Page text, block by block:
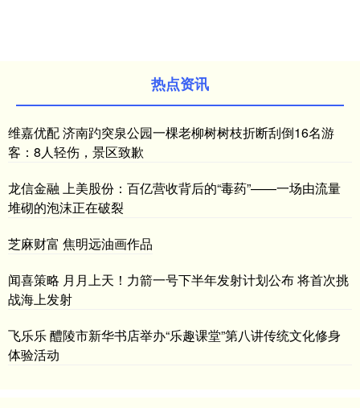
热点资讯
维嘉优配 济南趵突泉公园一棵老柳树树枝折断刮倒16名游
客：8人轻伤，景区致歉
龙信金融 上美股份：百亿营收背后的“毒药”——一场由流量
堆砌的泡沫正在破裂
芝麻财富 焦明远油画作品
闻喜策略 月月上天！力箭一号下半年发射计划公布 将首次挑
战海上发射
飞乐乐 醴陵市新华书店举办“乐趣课堂”第八讲传统文化修身
体验活动